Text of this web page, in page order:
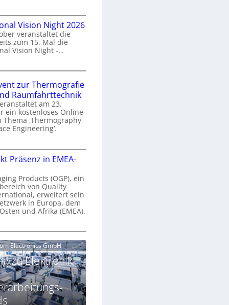
a
Vision Night 2026
veranstaltet die
zum 15. Mal die
Vision Night -…
zur Thermografie
Raumfahrttechnik
am 23.
ein kostenloses Online-
Thema ‚Thermography
Engineering‘.
T
Präsenz in EMEA-
Products (OGP), ein
von Quality
erweitert sein
in Europa, dem
und Afrika (EMEA).
Electronics GmbH
zu Elektronik-